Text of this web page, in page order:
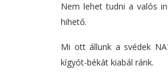
Nem lehet tudni a valós
hihető.
Mi ott állunk a svédek
kígyót-békát kiabál ránk.